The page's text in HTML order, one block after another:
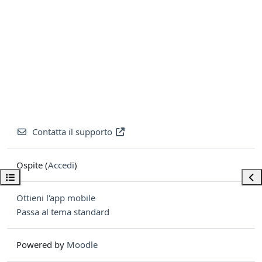
Apri indice del corso
Contatta il supporto
Ospite (Accedi)
Ottieni l'app mobile
Passa al tema standard
Powered by Moodle